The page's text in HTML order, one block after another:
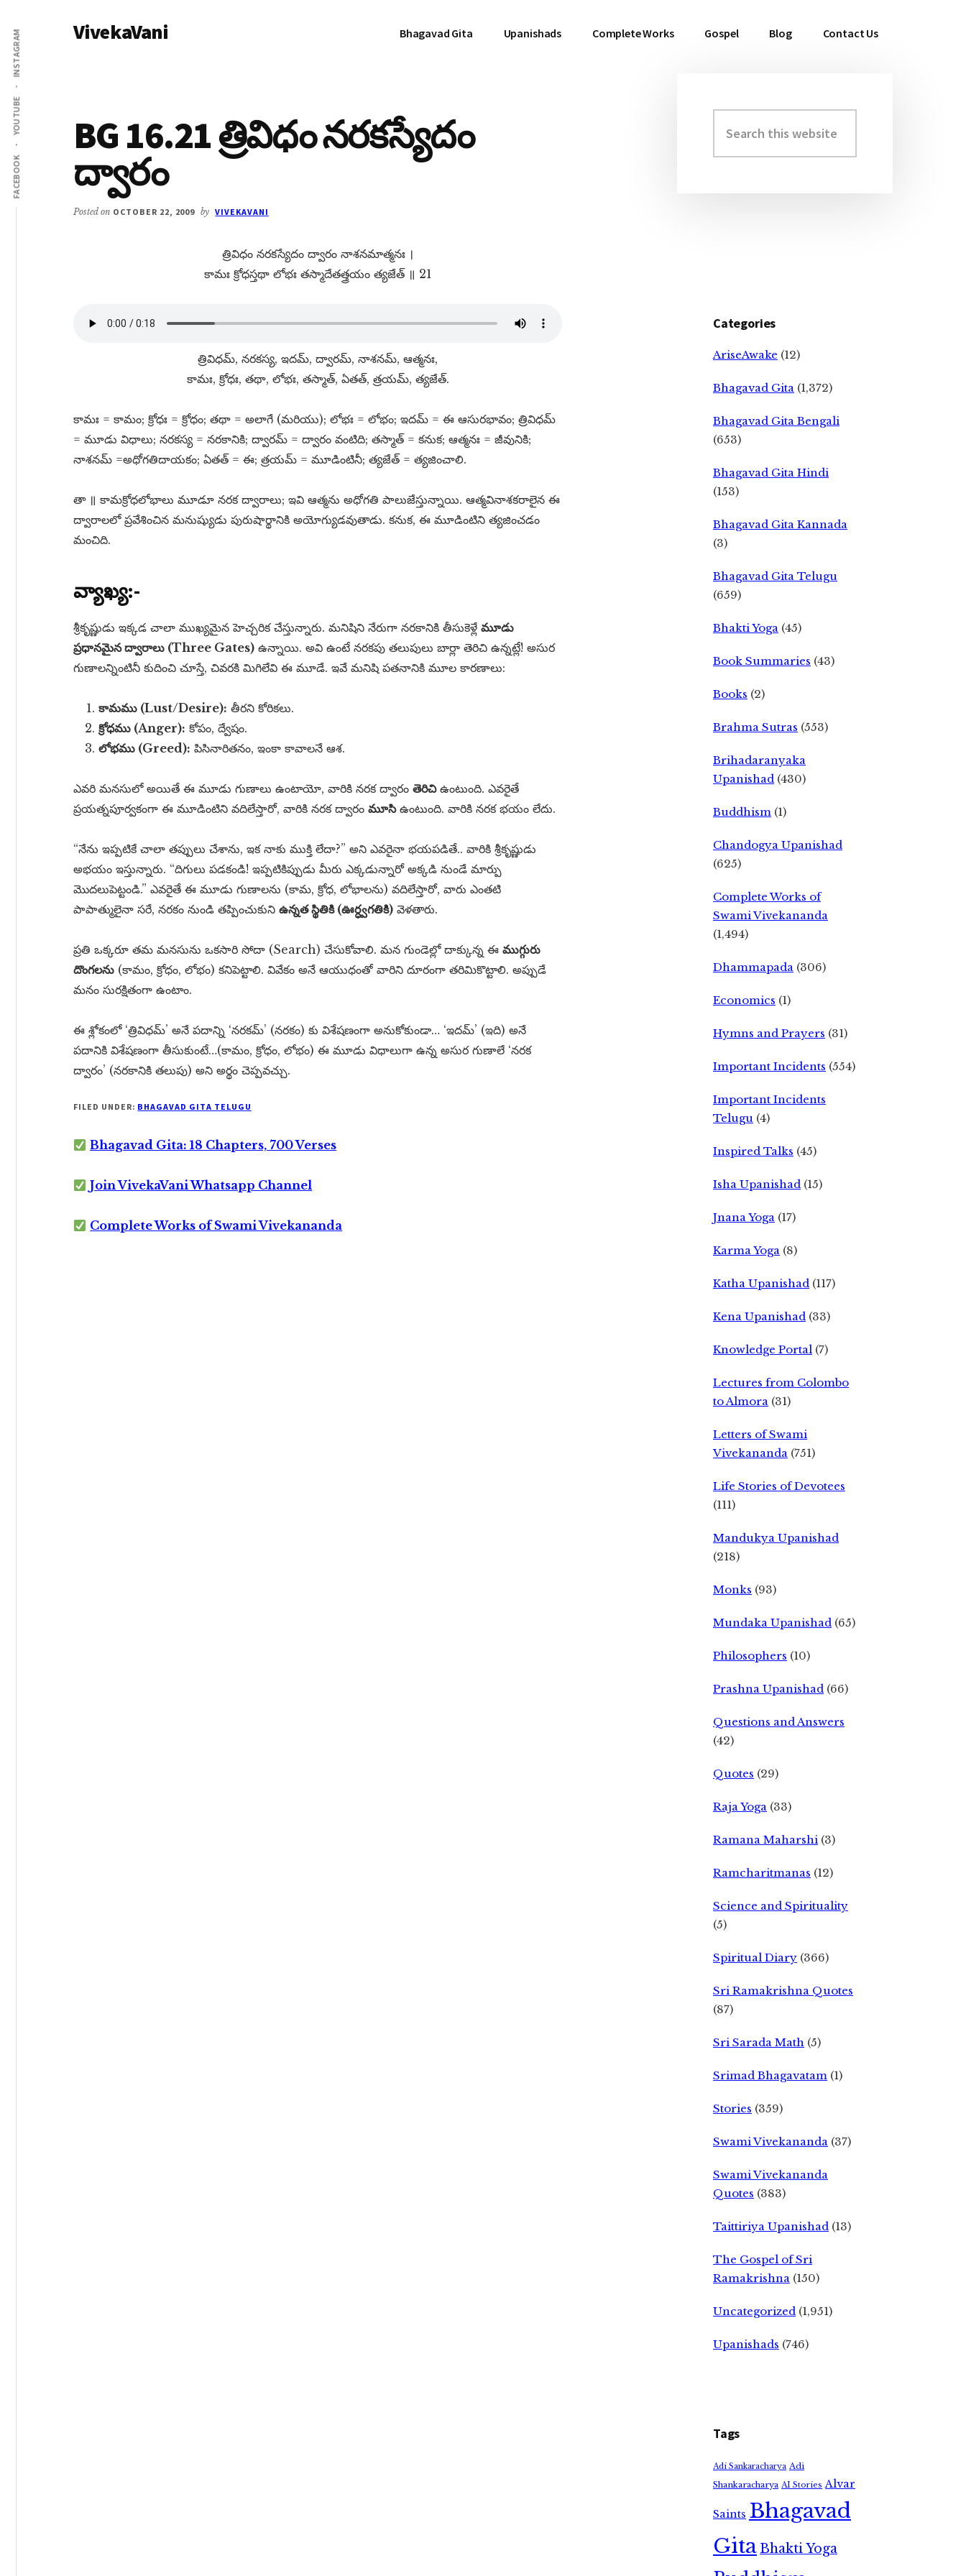
main
content
primary
sidebar
Additional
menu
FACEBOOK
YOUTUBE
INSTAGRAM VivekaVani Bhagavad Gita Upanishads Complete Works Gospel Blog Contact Us
BG 16.21 త్రివిధం నరకస్యేదం
ద్వారం
Posted on OCTOBER 22, 2009 by VIVEKAVANI
త్రివిధం నరకస్యేదం ద్వారం నాశనమాత్మనః ।
కామః క్రోధస్తథా లోభః తస్మాదేతత్త్రయం త్యజేత్​ ॥ 21
త్రివిధమ్​, నరకస్య, ఇదమ్​, ద్వారమ్​, నాశనమ్​, ఆత్మనః,
కామః, క్రోధః, తథా, లోభః, తస్మాత్​, ఏతత్​, త్రయమ్​, త్యజేత్​.
కామః = కామం; క్రోధః = క్రోధం; తథా = అలాగే (మరియు); లోభః = లోభం; ఇదమ్​ = ఈ ఆసురభావం; త్రివిధమ్​
= మూడు విధాలు; నరకస్య = నరకానికి; ద్వారమ్​ = ద్వారం వంటిది; తస్మాత్​ = కనుక; ఆత్మనః = జీవునికి;
నాశనమ్​ =అధోగతిదాయకం; ఏతత్​ = ఈ; త్రయమ్​ = మూడింటినీ; త్యజేత్​ = త్యజించాలి.
తా ॥ కామక్రోధలోభాలు మూడూ నరక ద్వారాలు; ఇవి ఆత్మను అధోగతి పాలుజేస్తున్నాయి. ఆత్మవినాశకరాలైన ఈ
ద్వారాలలో ప్రవేశించిన మనుష్యుడు పురుషార్థానికి అయోగ్యుడవుతాడు. కనుక, ఈ మూడింటిని త్యజించడం
మంచిది.
వ్యాఖ్య:-
శ్రీకృష్ణుడు ఇక్కడ చాలా ముఖ్యమైన హెచ్చరిక చేస్తున్నారు. మనిషిని నేరుగా నరకానికి తీసుకెళ్లే మూడు
ప్రధానమైన ద్వారాలు (Three Gates) ఉన్నాయి. అవి ఉంటే నరకపు తలుపులు బార్లా తెరిచి ఉన్నట్లే! అసుర
గుణాలన్నింటినీ కుదించి చూస్తే, చివరకి మిగిలేవి ఈ మూడే. ఇవే మనిషి పతనానికి మూల కారణాలు:
కామము (Lust/Desire): తీరని కోరికలు.
క్రోధము (Anger): కోపం, ద్వేషం.
లోభము (Greed): పిసినారితనం, ఇంకా కావాలనే ఆశ.
ఎవరి మనసులో అయితే ఈ మూడు గుణాలు ఉంటాయో, వారికి నరక ద్వారం తెరిచిఉంటుంది. ఎవరైతే
ప్రయత్నపూర్వకంగా ఈ మూడింటిని వదిలేస్తారో, వారికి నరక ద్వారం మూసిఉంటుంది. వారికి నరక భయం లేదు.
“నేను ఇప్పటికే చాలా తప్పులు చేశాను, ఇక నాకు ముక్తి లేదా?” అని ఎవరైనా భయపడితే.. వారికి శ్రీకృష్ణుడు
అభయం ఇస్తున్నారు. “దిగులు పడకండి! ఇప్పటికిప్పుడు మీరు ఎక్కడున్నారో అక్కడి నుండే మార్పు
మొదలుపెట్టండి.” ఎవరైతే ఈ మూడు గుణాలను (కామ, క్రోధ, లోభాలను) వదిలేస్తారో, వారు ఎంతటి
పాపాత్ములైనా సరే, నరకం నుండి తప్పించుకుని ఉన్నత స్థితికి (ఊర్ధ్వగతికి) వెళతారు.
ప్రతి ఒక్కరూ తమ మనసును ఒకసారి సోదా (Search) చేసుకోవాలి. మన గుండెల్లో దాక్కున్న ఈ ముగ్గురు
దొంగలను (కామం, క్రోధం, లోభం) కనిపెట్టాలి. వివేకం అనే ఆయుధంతో వారిని దూరంగా తరిమికొట్టాలి. అప్పుడే
మనం సురక్షితంగా ఉంటాం.
ఈ శ్లోకంలో ‘త్రివిధమ్’ అనే పదాన్ని ‘నరకమ్’ (నరకం) కు విశేషణంగా అనుకోకుండా… ‘ఇదమ్’ (ఇది) అనే
పదానికి విశేషణంగా తీసుకుంటే…(కామం, క్రోధం, లోభం) ఈ మూడు విధాలుగా ఉన్న అసుర గుణాలే ‘నరక
ద్వారం’ (నరకానికి తలుపు) అని అర్థం చెప్పవచ్చు.
FILED UNDER: BHAGAVAD GITA TELUGU
Bhagavad Gita: 18 Chapters, 700 Verses
Join VivekaVani Whatsapp Channel
Complete Works of Swami Vivekananda
Primary
Sidebar
this
website
Categories
AriseAwake (12)
Bhagavad Gita (1,372)
Bhagavad Gita Bengali
(653)
Bhagavad Gita Hindi
(153)
Bhagavad Gita Kannada
(3)
Bhagavad Gita Telugu
(659)
Bhakti Yoga (45)
Book Summaries (43)
Books (2)
Brahma Sutras (553)
Brihadaranyaka
Upanishad (430)
Buddhism (1)
Chandogya Upanishad
(625)
Complete Works of
Swami Vivekananda
(1,494)
Dhammapada (306)
Economics (1)
Hymns and Prayers (31)
Important Incidents (554)
Important Incidents
Telugu (4)
Inspired Talks (45)
Isha Upanishad (15)
Jnana Yoga (17)
Karma Yoga (8)
Katha Upanishad (117)
Kena Upanishad (33)
Knowledge Portal (7)
Lectures from Colombo
to Almora (31)
Letters of Swami
Vivekananda (751)
Life Stories of Devotees
(111)
Mandukya Upanishad
(218)
Monks (93)
Mundaka Upanishad (65)
Philosophers (10)
Prashna Upanishad (66)
Questions and Answers
(42)
Quotes (29)
Raja Yoga (33)
Ramana Maharshi (3)
Ramcharitmanas (12)
Science and Spirituality
(5)
Spiritual Diary (366)
Sri Ramakrishna Quotes
(87)
Sri Sarada Math (5)
Srimad Bhagavatam (1)
Stories (359)
Swami Vivekananda (37)
Swami Vivekananda
Quotes (383)
Taittiriya Upanishad (13)
The Gospel of Sri
Ramakrishna (150)
Uncategorized (1,951)
Upanishads (746)
Tags
Adi Sankaracharya Adi
Shankaracharya AI Stories Alvar
Saints Bhagavad
GitaBhakti Yoga